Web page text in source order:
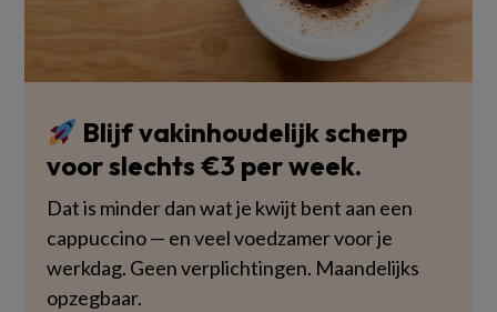
Blijf vakinhoudelijk scherp
voor slechts €3 per week.
Dat is minder dan wat je kwijt bent aan een
cappuccino — en veel voedzamer voor je
werkdag. Geen verplichtingen. Maandelijks
opzegbaar.